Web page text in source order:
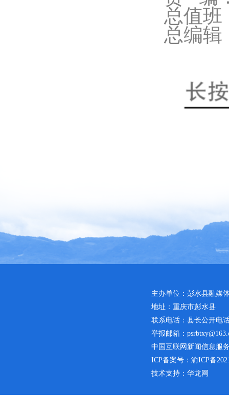
总值
总编辑
主办单位：彭水县融媒
地址：重庆市彭水县
联系电话：县长公开电
举报邮箱：
中国互联网新闻信息服
ICP备案号： 渝ICP备
技术支持：华龙网